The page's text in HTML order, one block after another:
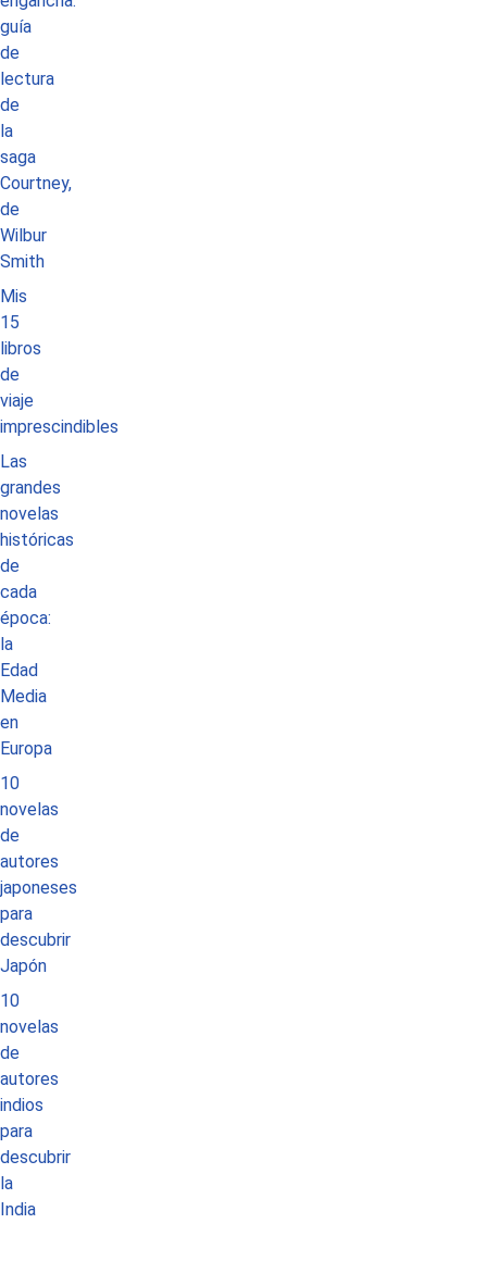
guía
de
lectura
de
la
saga
Courtney,
de
Wilbur
Smith
Mis
15
libros
de
viaje
imprescindibles
Las
grandes
novelas
históricas
de
cada
época:
la
Edad
Media
en
Europa
10
novelas
de
autores
japoneses
para
descubrir
Japón
10
novelas
de
autores
indios
para
descubrir
la
India